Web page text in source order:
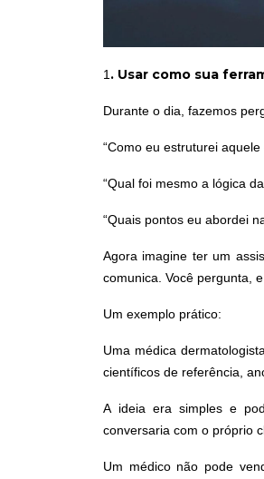
1 . Usar como sua
Durante o dia, fazemos
“Como eu estruturei
“Qual foi mesmo a lógica
“Quais pontos eu abordei
Agora imagine ter um
comunica. Você pergunta,
Um exemplo prático:
Uma médica dermatologista
científicos de referência,
A ideia era simples e
conversaria com o próprio
Um médico não pode